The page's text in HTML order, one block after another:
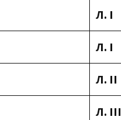
Л. I
Л. I
Л. II
Л. III